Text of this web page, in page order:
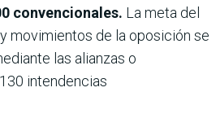
convencionales. La meta del
movimientos de la oposición se
las alianzas o
intendencias